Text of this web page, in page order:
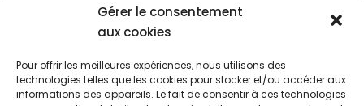
Gérer le consentement
aux cookies
Pour offrir les meilleures expériences, nous utilisons des
technologies telles que les cookies pour stocker et/ou accéder aux
informations des appareils. Le fait de consentir à ces technologies